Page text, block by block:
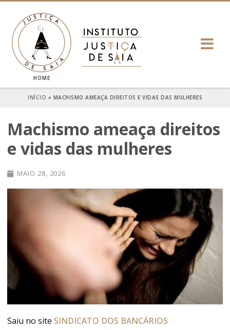
HOME
INÍCIO » MACHISMO AMEAÇA DIREITOS E VIDAS DAS MULHERES
Machismo ameaça direitos
e vidas das mulheres
MAIO 28, 2026
Saiu no site SINDICATO DOS BANCÁRIOS